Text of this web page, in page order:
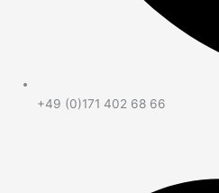
+49 (0)171 402 68 66